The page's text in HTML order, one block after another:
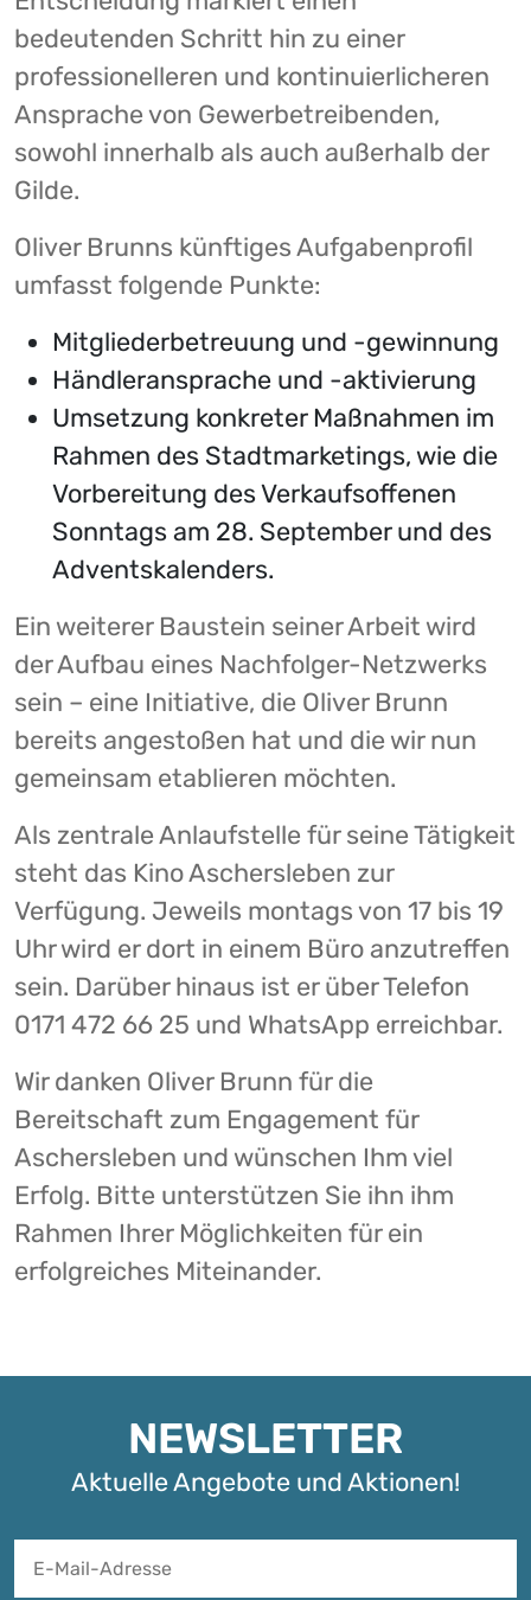
bedeutenden Schritt hin zu einer
professionelleren und kontinuierlicheren
Ansprache von Gewerbetreibenden,
sowohl innerhalb als auch außerhalb der
Gilde.
Oliver Brunns künftiges Aufgabenprofil
umfasst folgende Punkte:
Mitgliederbetreuung und -gewinnung
Händleransprache und -aktivierung
Umsetzung konkreter Maßnahmen im
Rahmen des Stadtmarketings, wie die
Vorbereitung des Verkaufsoffenen
Sonntags am 28. September und des
Adventskalenders.
Ein weiterer Baustein seiner Arbeit wird
der Aufbau eines Nachfolger-Netzwerks
sein – eine Initiative, die Oliver Brunn
bereits angestoßen hat und die wir nun
gemeinsam etablieren möchten.
Als zentrale Anlaufstelle für seine Tätigkeit
steht das Kino Aschersleben zur
Verfügung. Jeweils montags von 17 bis 19
Uhr wird er dort in einem Büro anzutreffen
sein. Darüber hinaus ist er über Telefon
0171 472 66 25 und WhatsApp erreichbar.
Wir danken Oliver Brunn für die
Bereitschaft zum Engagement für
Aschersleben und wünschen Ihm viel
Erfolg. Bitte unterstützen Sie ihn ihm
Rahmen Ihrer Möglichkeiten für ein
erfolgreiches Miteinander.
NEWSLETTER
Aktuelle Angebote und Aktionen!